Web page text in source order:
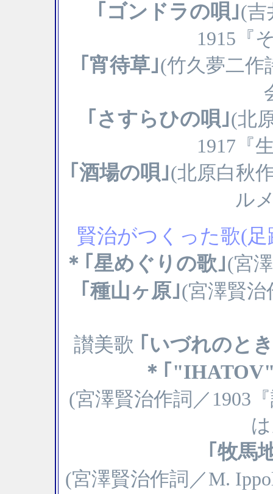
｢ゴンドラの唄｣(吉
1915『
｢宵待草｣(竹久夢二作
｢さすらひの唄｣(北
1917『
｢酒場の唄｣(北原白秋
ル
賢治がつくった歌(
＊｢星めぐりの歌｣(宮
｢種山ヶ原｣(宮澤賢治
讃美歌 ｢いづれのと
＊｢
(宮澤賢治作詞／1903
｢牧馬
(宮澤賢治作詞／M.